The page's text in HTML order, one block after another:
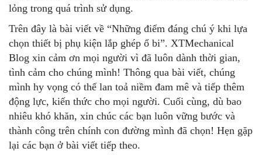
lỏng trong quá trình sử dụng.
Trên đây là bài viết về “Những điểm đáng chú ý khi lựa
chọn thiết bị phụ kiện lắp ghép ổ bi”. XTMechanical
Blog xin cảm ơn mọi người vì đã luôn dành thời gian,
tình cảm cho chúng mình! Thông qua bài viết, chúng
mình hy vọng có thể lan toả niềm đam mê và tiếp thêm
động lực, kiến thức cho mọi người. Cuối cùng, dù bao
nhiêu khó khăn, xin chúc các bạn luôn vững bước và
thành công trên chính con đường mình đã chọn! Hẹn gặp
lại các bạn ở bài viết tiếp theo.